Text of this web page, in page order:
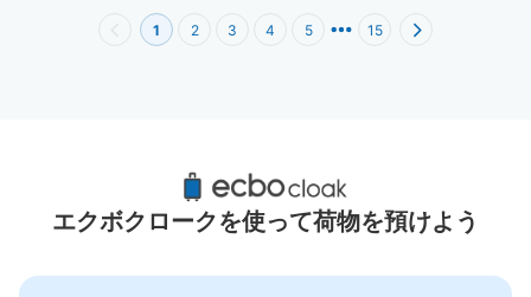
1 2 3 4 5 15
小田急百貨店新宿店周辺のおすすめコインロ
ッカー
エクボクロークを使って荷物を預けよう